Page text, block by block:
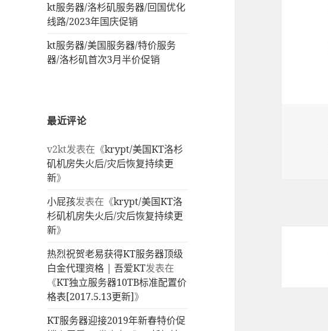
kt服务器/洛杉矶服务器/回国优化
线路/2023年国庆促销
kt服务器/美国服务器/特价服务
器/洛杉矶首次3月半价促销
最近评论
v2kt发表在《krypt/美国KT洛杉
矶机房失火后/灾后恢复持续更
新》
小屁孩发表在《krypt/美国KT洛
杉矶机房失火后/灾后恢复持续更
新》
热烈祝贺老易获得KT服务器顶级
白金代理资格 | 吾爱KT发表在
《KT独立服务器10TB标准配置价
格表[2017.5.13更新]》
KT服务器迎接2019年新春特价促